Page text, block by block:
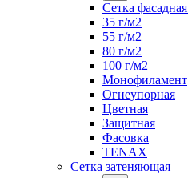
Сетка фасадная
35 г/м2
55 г/м2
80 г/м2
100 г/м2
Монофиламент
Огнеупорная
Цветная
Защитная
Фасовка
TENAX
Сетка затеняющая